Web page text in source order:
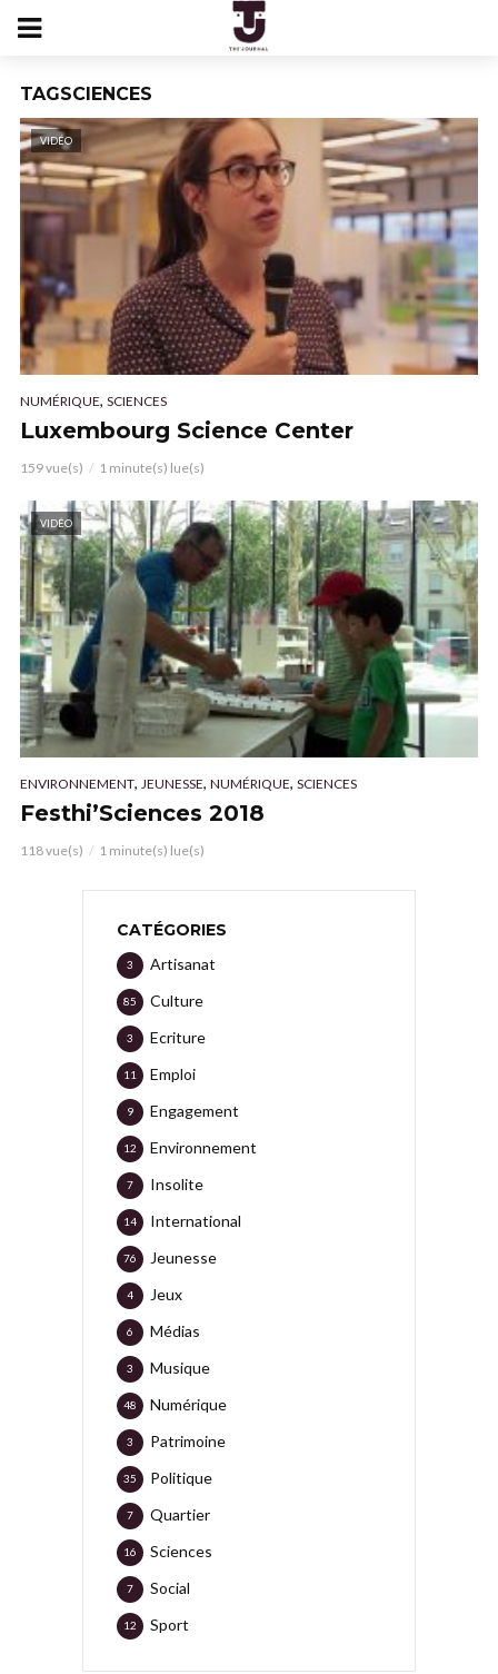
TAGSCIENCES
VIDÉO
NUMÉRIQUE, SCIENCES
Luxembourg Science Center
159 vue(s) 1 minute(s) lue(s)
VIDÉO
ENVIRONNEMENT, JEUNESSE, NUMÉRIQUE, SCIENCES
Festhi’Sciences 2018
118 vue(s) 1 minute(s) lue(s)
CATÉGORIES
Artisanat
3
Culture
85
Ecriture
3
Emploi
11
Engagement
9
Environnement
12
Insolite
7
International
14
Jeunesse
76
Jeux
4
Médias
6
Musique
3
Numérique
48
Patrimoine
3
Politique
35
Quartier
7
Sciences
16
Social
7
Sport
12